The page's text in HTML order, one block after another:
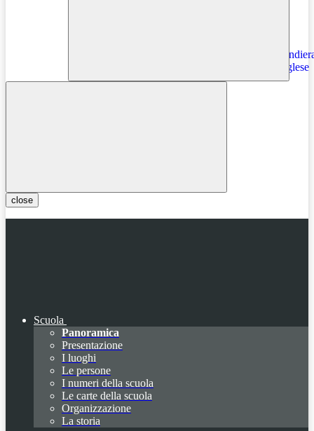
close
Scuola
Panoramica
Presentazione
I luoghi
Le persone
I numeri della scuola
Le carte della scuola
Organizzazione
La storia